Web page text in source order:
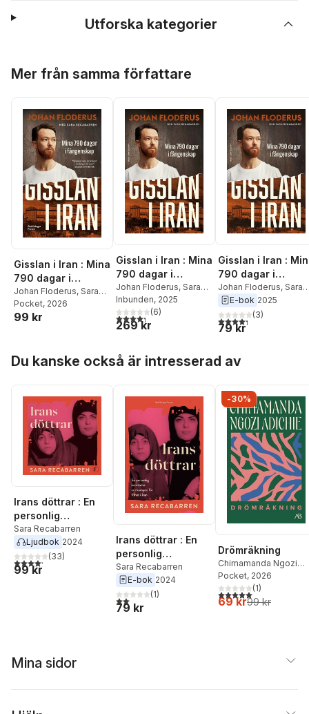
Utforska kategorier
Mer från samma författare
Gisslan i Iran : Mina
790 dagar i
fångenskap
Johan Floderus, Sara
Recabarren
Pocket, 2026
99 kr
Gisslan i Iran : Mina
790 dagar i
fångenskap
Johan Floderus, Sara
Recabarren
Inbunden, 2025
4,3utav 5 stjärnor. Totalt antal röster:
(6)
269 kr
Gisslan i Iran :
790 dagar i
fångenskap
Johan Floderus, Sara
Recabarren
E-bok 2025
4,3utav 5 stjärnor.
(3)
79 kr
Du kanske också är intresserad av
Irans döttrar : En
personlig
berättelse om
kampen för frihet i
Iran
Sara Recabarren
Ljudbok 2024
4,2utav 5 stjärnor. Totalt antal röster:
(33)
99 kr
Irans döttrar : En
personlig
berättelse om
kampen för frihet i
Iran
Sara Recabarren
E-bok 2024
2,0utav 5 stjärnor. Totalt antal röster:
(1)
79 kr
-30%
Drömräkning
Chimamanda Ngozi
Adichie
Pocket, 2026
5,0utav 5 stjärnor.
(1)
69 kr99 kr
Mina sidor